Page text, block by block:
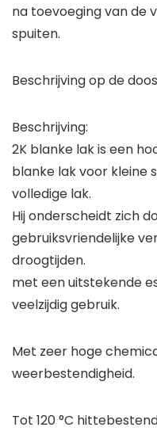
na toevoeging van de
spuiten.
Beschrijving op de
Beschrijving:
2K blanke lak is een
blanke lak voor kleine
volledige lak.
Hij onderscheidt zich
gebruiksvriendelijke
droogtijden.
met een uitstekende
veelzijdig gebruik.
Met zeer hoge
weerbestendigheid.
Tot 120 °C